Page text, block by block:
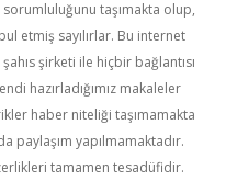
taşımakta olup,
etmiş sayılırlar. Bu internet
şirketi ile hiçbir bağlantısı
hazırladığımız makaleler
haber niteliği taşımamakta
paylaşım yapılmamaktadır.
tamamen tesadüfidir.